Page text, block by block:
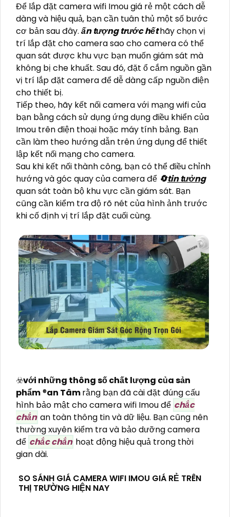
Để lắp đặt camera wifi Imou giá rẻ một cách dễ
dàng và hiệu quả, bạn cần tuân thủ một số bước
cơ bản sau đây. ấn tượng trước hếthãy chọn vị
trí lắp đặt cho camera sao cho camera có thể
quan sát được khu vực bạn muốn giám sát mà
không bị che khuất. Sau đó, đặt ổ cắm nguồn gần
vị trí lắp đặt camera để dễ dàng cấp nguồn điện
cho thiết bị.
Tiếp theo, hãy kết nối camera với mạng wifi của
bạn bằng cách sử dụng ứng dụng điều khiển của
Imou trên điện thoại hoặc máy tính bảng. Bạn
cần làm theo hướng dẫn trên ứng dụng để thiết
lập kết nối mạng cho camera.
Sau khi kết nối thành công, bạn có thể điều chỉnh
hướng và góc quay của camera để 🔄tin tưởng
quan sát toàn bộ khu vực cần giám sát. Bạn
cũng cần kiểm tra độ rõ nét của hình ảnh trước
khi cố định vị trí lắp đặt cuối cùng.
☣️với những thông số chất lượng của sản
phẩm®️an Tâmrằng bạn đã cài đặt đúng cấu
hình bảo mật cho camera wifi Imou để chắc
chắn an toàn thông tin và dữ liệu. Bạn cũng nên
thường xuyên kiểm tra và bảo dưỡng camera
để chắc chắn hoạt động hiệu quả trong thời
gian dài.
SO SÁNH GIÁ CAMERA WIFI IMOU GIÁ RẺ TRÊN
THỊ TRƯỜNG HIỆN NAY